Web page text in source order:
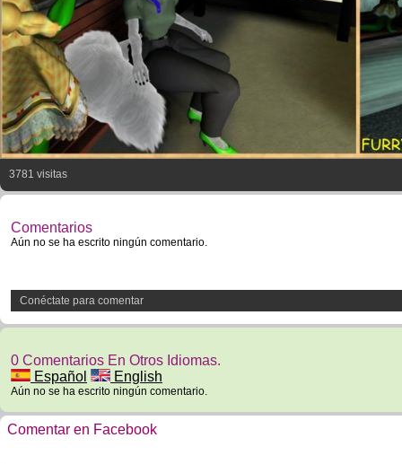
3781 visitas
Comentarios
Aún no se ha escrito ningún comentario.
Conéctate para comentar
0 Comentarios En Otros Idiomas.
Español
English
Aún no se ha escrito ningún comentario.
Comentar en Facebook